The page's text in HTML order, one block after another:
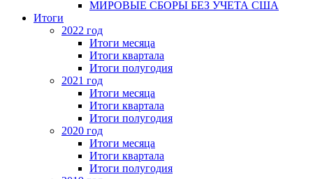
МИРОВЫЕ СБОРЫ БЕЗ УЧЕТА США
Итоги
2022 год
Итоги месяца
Итоги квартала
Итоги полугодия
2021 год
Итоги месяца
Итоги квартала
Итоги полугодия
2020 год
Итоги месяца
Итоги квартала
Итоги полугодия